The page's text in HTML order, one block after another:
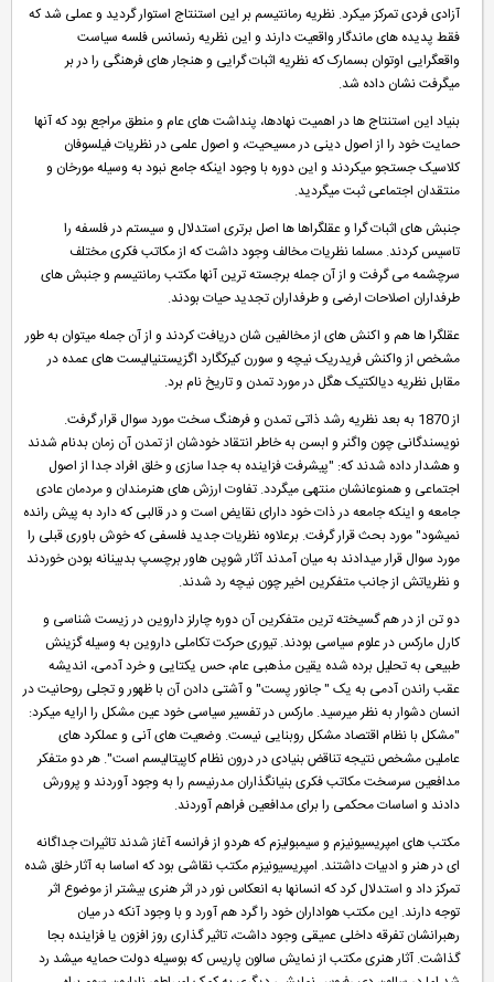
آزادی فردی تمرکز میکرد. نظریه رمانتیسم بر این استنتاج استوار گردید و عملی شد که
فقط پدیده های ماندگار واقعیت دارند و این نظریه رنسانس فلسه سیاست
واقعگرایی اوتوان بسمارک که نظریه اثبات گرایی و هنجار های فرهنگی را در بر
میگرفت نشان داده شد.
بنیاد این استنتاج ها در اهمیت نهادها، پنداشت های عام و منطق مراجع بود که آنها
حمایت خود را از اصول دینی در مسیحیت، و اصول علمی در نظریات فیلسوفان
کلاسیک جستجو میکردند و این دوره با وجود اینکه جامع نبود به وسیله مورخان و
منتقدان اجتماعی ثبت میگردید.
جنبش های اثبات گرا و عقلگراها ها اصل برتری استدلال و سیستم در فلسفه را
تاسیس کردند. مسلما نظریات مخالف وجود داشت که از مکاتب فکری مختلف
سرچشمه می گرفت و از آن جمله برجسته ترین آنها مکتب رمانتیسم و جنبش های
طرفداران اصلاحات ارضی و طرفداران تجدید حیات بودند.
عقلگرا ها هم و اکنش های از مخالفین شان دریافت کردند و از آن جمله میتوان به طور
مشخص از واکنش فریدریک نیچه و سورن کیرکگارد اگزیستنیالیست های عمده در
مقابل نظریه دیالکتیک هگل در مورد تمدن و تاریخ نام برد.
از 1870 به بعد نظریه رشد ذاتی تمدن و فرهنگ سخت مورد سوال قرار گرفت.
نویسندگانی چون واگنر و ابسن به خاطر انتقاد خودشان از تمدن آن زمان بدنام شدند
و هشدار داده شدند که: "پیشرفت فزاینده به جدا سازی و خلق افراد جدا از اصول
اجتماعی و همنوعانشان منتهی میگردد. تفاوت ارزش های هنرمندان و مردمان عادی
جامعه و اینکه جامعه در ذات خود دارای نقایض است و در قالبی که دارد به پیش رانده
نمیشود" مورد بحث قرار گرفت. برعلاوه نظریات جدید فلسفی که خوش باوری قبلی را
مورد سوال قرار میدادند به میان آمدند آثار شوپن هاور برچسپ بدبینانه بودن خوردند
و نظریاتش از جانب متفکرین اخیر چون نیچه رد شدند.
دو تن از در هم گسیخته ترین متفکرین آن دوره چارلز داروین در زیست شناسی و
کارل مارکس در علوم سیاسی بودند. تیوری حرکت تکاملی داروین به وسیله گزینش
طبیعی به تحلیل برده شده یقین مذهبی عام، حس یکتایی و خرد آدمی، اندیشه
عقب راندن آدمی به یک " جانور پست" و آشتی دادن آن با ظهور و تجلی روحانیت در
انسان دشوار به نظر میرسید. مارکس در تفسیر سیاسی خود عین مشکل را ارایه میکرد:
"مشکل با نظام اقتصاد مشکل روبنایی نیست. وضعیت های آنی و عملکرد های
عاملین مشخص نتیجه تناقض بنیادی در درون نظام کاپیتالیسم است". هر دو متفکر
مدافعین سرسخت مکاتب فکری بنیانگذاران مدرنیسم را به وجود آوردند و پرورش
دادند و اساسات محکمی را برای مدافعین فراهم آوردند.
مکتب های امپریسیونیزم و سیمبولیزم که هردو از فرانسه آغاز شدند تاثیرات جداگانه
ای در هنر و ادبیات داشتند. امپریسیونیزم مکتب نقاشی بود که اساسا به آثار خلق شده
تمرکز داد و استدلال کرد که انسانها به انعکاس نور در اثر هنری بیشتر از موضوع اثر
توجه دارند. این مکتب هواداران خود را گرد هم آورد و با وجود آنکه در میان
رهبرانشان تفرقه داخلی عمیقی وجود داشت، تاثیر گذاری روز افزون یا فزاینده بجا
گذاشت. آثار هنری مکتب از نمایش سالون پاریس که بوسیله دولت حمایه میشد رد